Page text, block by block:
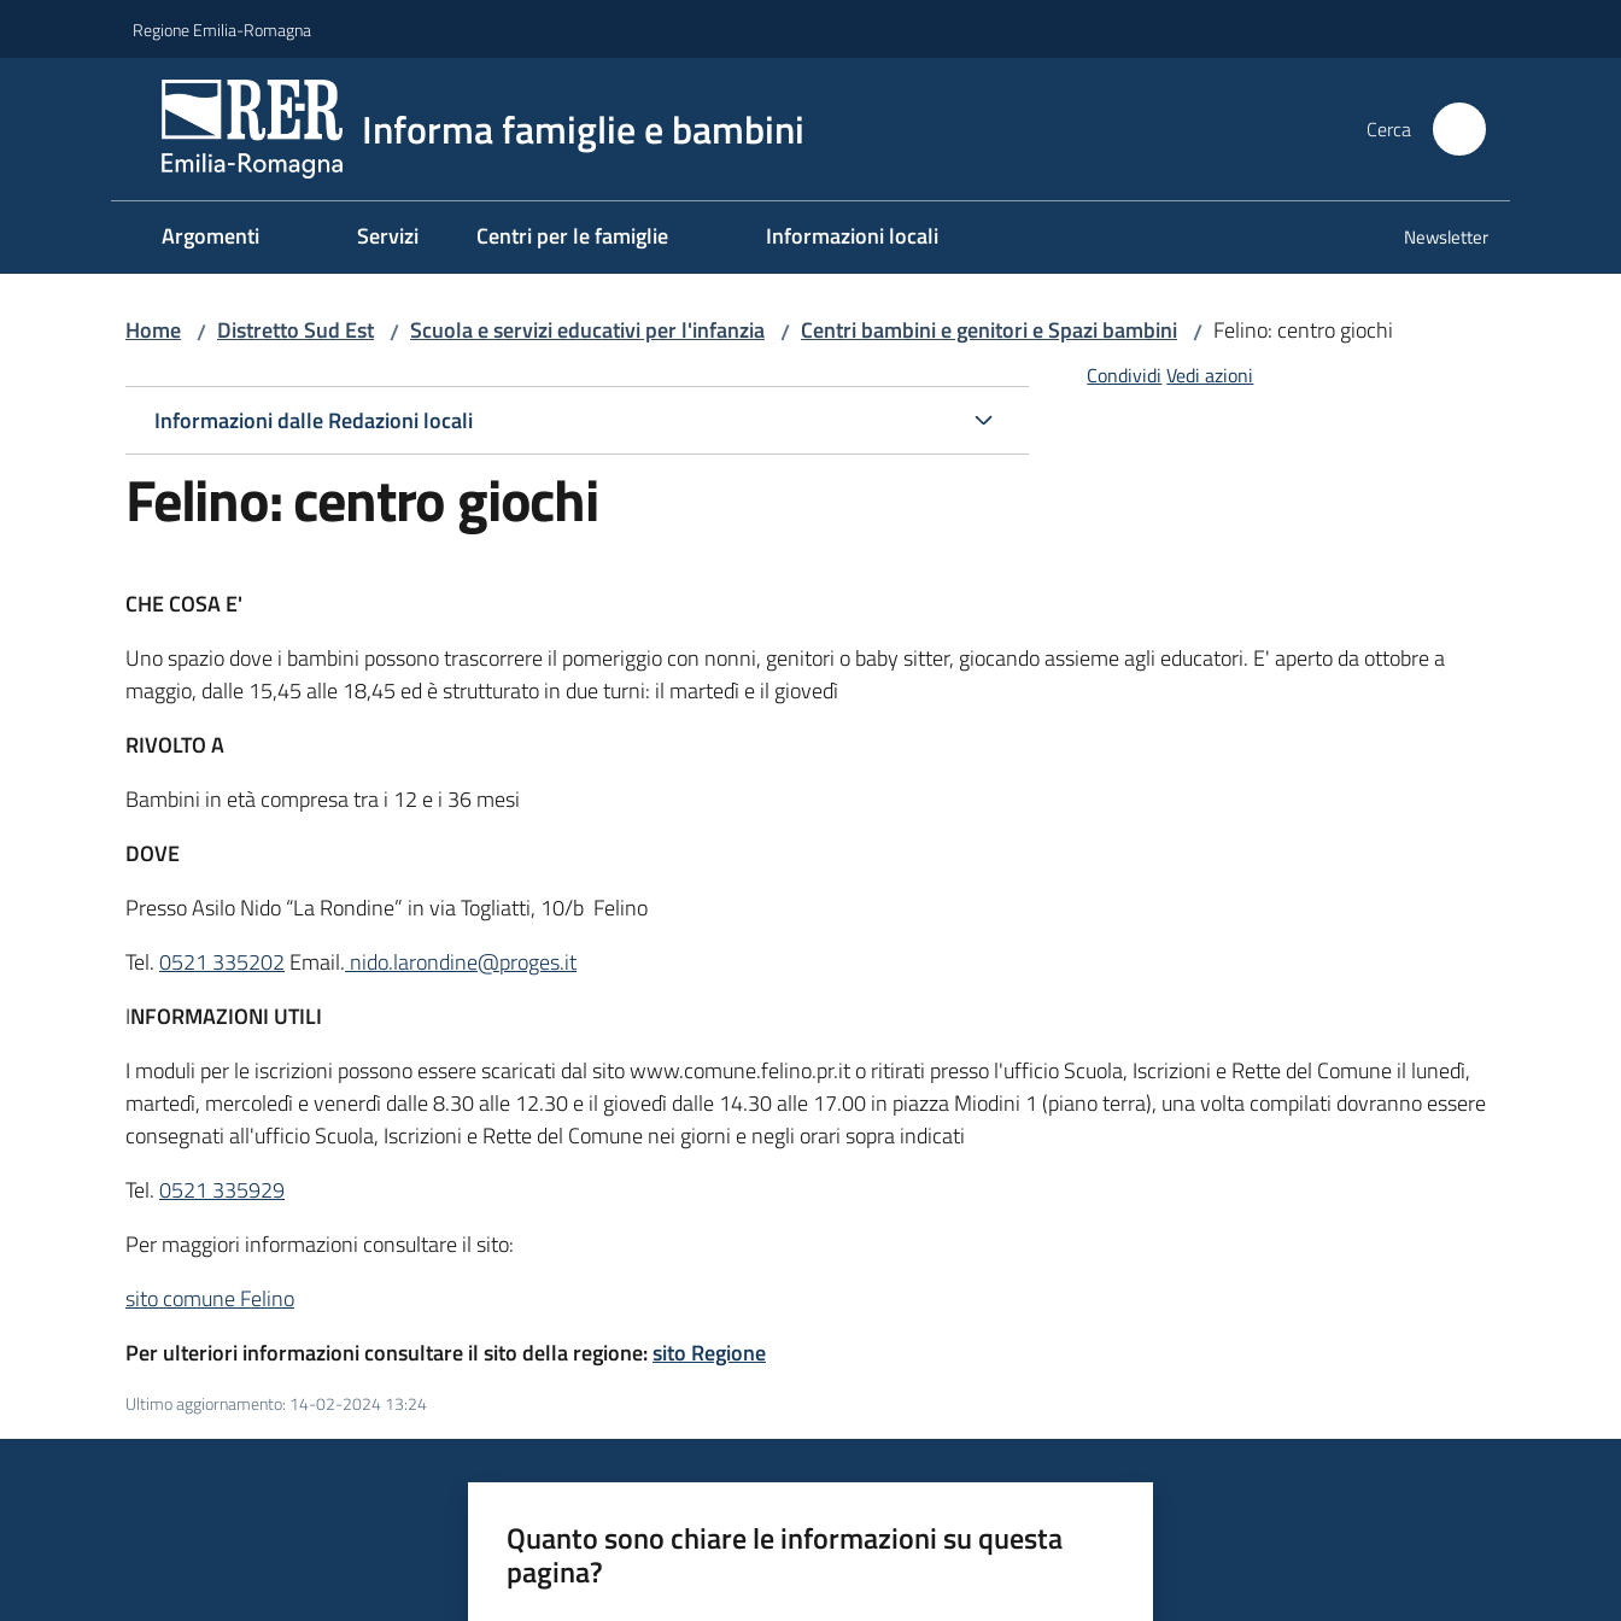
Regione Emilia-Romagna
Informa famiglie e bambini Cerca
Argomenti Servizi Centri per le famiglie Informazioni locali Newsletter
Home / Distretto Sud Est / Scuola e servizi educativi per l'infanzia / Centri bambini e genitori e Spazi bambini / Felino: centro giochi
Informazioni dalle Redazioni locali
Felino: centro giochi
Condividi Vedi azioni
CHE COSA E'
Uno spazio dove i bambini possono trascorrere il pomeriggio con nonni, genitori o baby sitter, giocando assieme agli educatori. E'aperto da ottobre a
maggio, dalle 15,45 alle 18,45 ed è strutturato in due turni: il martedì e il giovedì
RIVOLTO A
Bambini in età compresa tra i 12 e i 36 mesi
DOVE
Presso Asilo Nido “La Rondine” in via Togliatti, 10/b Felino
Tel.0521 335202 Email. nido.larondine@proges.it
INFORMAZIONI UTILI
I moduli per le iscrizioni possono essere scaricati dal sito www.comune.felino.pr.it o ritirati presso l'ufficio Scuola, Iscrizioni e Rette del Comune il lunedì,
martedì, mercoledì e venerdì dalle 8.30 alle 12.30 e il giovedì dalle 14.30 alle 17.00 in piazza Miodini 1 (piano terra), una volta compilati dovranno essere
consegnati all'ufficio Scuola, Iscrizioni e Rette del Comune nei giorni e negli orari sopra indicati
Tel.0521 335929
Per maggiori informazioni consultare il sito:
sito comune Felino
Per ulteriori informazioni consultare il sito della regione:sito Regione
Ultimo aggiornamento: 14-02-2024 13:24
Quanto sono chiare le informazioni su questa
pagina?